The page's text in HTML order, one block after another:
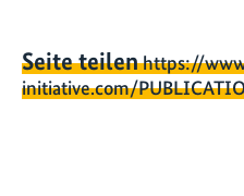
Seite teilenhttps://
initiative.com/